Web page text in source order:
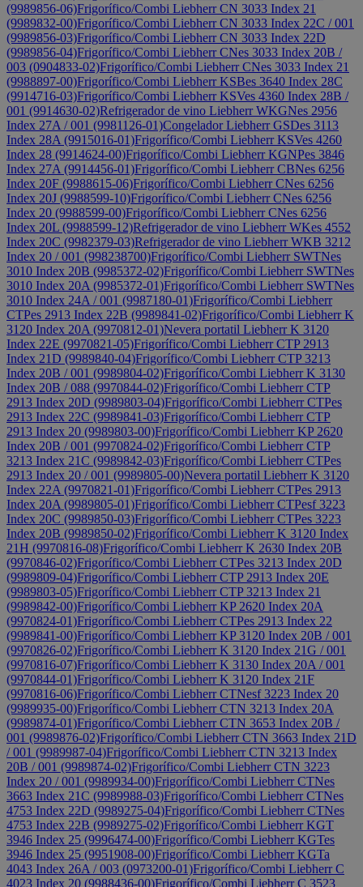
(9989856-06)Frigorífico/Combi Liebherr CN 3033 Index 21
(9989832-00)Frigorífico/Combi Liebherr CN 3033 Index 22C / 001
(9989856-03)Frigorífico/Combi Liebherr CN 3033 Index 22D
(9989856-04)Frigorífico/Combi Liebherr CNes 3033 Index 20B /
003 (0904833-02)Frigorífico/Combi Liebherr CNes 3033 Index 21
(9988897-00)Frigorífico/Combi Liebherr KSBes 3640 Index 28C
(9914716-03)Frigorífico/Combi Liebherr KSVes 4360 Index 28B /
001 (9914630-02)Refrigerador de vino Liebherr WKGNes 2956
Index 27A / 001 (9981126-01)Congelador Liebherr GSDes 3113
Index 28A (9915016-01)Frigorífico/Combi Liebherr KSVes 4260
Index 28 (9914624-00)Frigorífico/Combi Liebherr KGNPes 3846
Index 27A (9914456-01)Frigorífico/Combi Liebherr CBNes 6256
Index 20F (9988615-06)Frigorífico/Combi Liebherr CNes 6256
Index 20J (9988599-10)Frigorífico/Combi Liebherr CNes 6256
Index 20 (9988599-00)Frigorífico/Combi Liebherr CNes 6256
Index 20L (9988599-12)Refrigerador de vino Liebherr WKes 4552
Index 20C (9982379-03)Refrigerador de vino Liebherr WKB 3212
Index 20 / 001 (998238700)Frigorífico/Combi Liebherr SWTNes
3010 Index 20B (9985372-02)Frigorífico/Combi Liebherr SWTNes
3010 Index 20A (9985372-01)Frigorífico/Combi Liebherr SWTNes
3010 Index 24A / 001 (9987180-01)Frigorífico/Combi Liebherr
CTPes 2913 Index 22B (9989841-02)Frigorífico/Combi Liebherr K
3120 Index 20A (9970812-01)Nevera portatil Liebherr K 3120
Index 22E (9970821-05)Frigorífico/Combi Liebherr CTP 2913
Index 21D (9989840-04)Frigorífico/Combi Liebherr CTP 3213
Index 20B / 001 (9989804-02)Frigorífico/Combi Liebherr K 3130
Index 20B / 088 (9970844-02)Frigorífico/Combi Liebherr CTP
2913 Index 20D (9989803-04)Frigorífico/Combi Liebherr CTPes
2913 Index 22C (9989841-03)Frigorífico/Combi Liebherr CTP
2913 Index 20 (9989803-00)Frigorífico/Combi Liebherr KP 2620
Index 20B / 001 (9970824-02)Frigorífico/Combi Liebherr CTP
3213 Index 21C (9989842-03)Frigorífico/Combi Liebherr CTPes
2913 Index 20 / 001 (9989805-00)Nevera portatil Liebherr K 3120
Index 22A (9970821-01)Frigorífico/Combi Liebherr CTPes 2913
Index 20A (9989805-01)Frigorífico/Combi Liebherr CTPesf 3223
Index 20C (9989850-03)Frigorífico/Combi Liebherr CTPes 3223
Index 20B (9989850-02)Frigorífico/Combi Liebherr K 3120 Index
21H (9970816-08)Frigorífico/Combi Liebherr K 2630 Index 20B
(9970846-02)Frigorífico/Combi Liebherr CTPes 3213 Index 20D
(9989809-04)Frigorífico/Combi Liebherr CTP 2913 Index 20E
(9989803-05)Frigorífico/Combi Liebherr CTP 3213 Index 21
(9989842-00)Frigorífico/Combi Liebherr KP 2620 Index 20A
(9970824-01)Frigorífico/Combi Liebherr CTPes 2913 Index 22
(9989841-00)Frigorífico/Combi Liebherr KP 3120 Index 20B / 001
(9970826-02)Frigorífico/Combi Liebherr K 3120 Index 21G / 001
(9970816-07)Frigorífico/Combi Liebherr K 3130 Index 20A / 001
(9970844-01)Frigorífico/Combi Liebherr K 3120 Index 21F
(9970816-06)Frigorífico/Combi Liebherr CTNesf 3223 Index 20
(9989935-00)Frigorífico/Combi Liebherr CTN 3213 Index 20A
(9989874-01)Frigorífico/Combi Liebherr CTN 3653 Index 20B /
001 (9989876-02)Frigorífico/Combi Liebherr CTN 3663 Index 21D
/ 001 (9989987-04)Frigorífico/Combi Liebherr CTN 3213 Index
20B / 001 (9989874-02)Frigorífico/Combi Liebherr CTN 3223
Index 20 / 001 (9989934-00)Frigorífico/Combi Liebherr CTNes
3663 Index 21C (9989988-03)Frigorífico/Combi Liebherr CTNes
4753 Index 22D (9989275-04)Frigorífico/Combi Liebherr CTNes
4753 Index 22B (9989275-02)Frigorífico/Combi Liebherr KGT
3946 Index 25 (9996474-00)Frigorífico/Combi Liebherr KGTes
3946 Index 25 (9951908-00)Frigorífico/Combi Liebherr KGTa
4043 Index 26A / 003 (0973200-01)Frigorífico/Combi Liebherr C
4023 Index 20 (9988436-00)Frigorífico/Combi Liebherr C 3523